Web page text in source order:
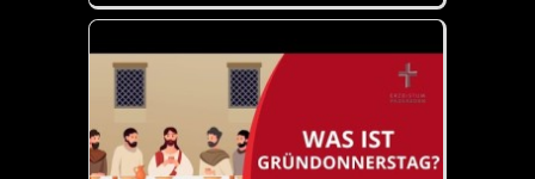
Was ist an Karfreitag geschehen? Warum feiern